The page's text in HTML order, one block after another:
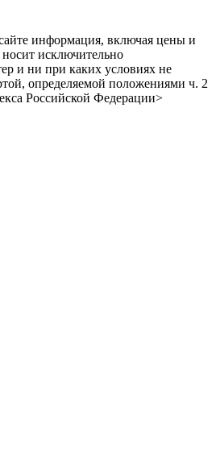
информация, включая цены и
носит исключительно
и ни при каких условиях не
определяемой положениями ч. 2
Российской Федерации>